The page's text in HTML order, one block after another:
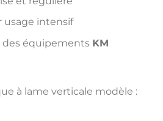
usage intensif
des équipements KM
à lame verticale modèle :